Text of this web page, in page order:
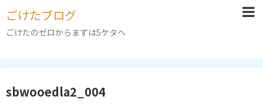
ごけたブログ
ごけたのゼロからまずは5ケタへ
sbwooedla2_004